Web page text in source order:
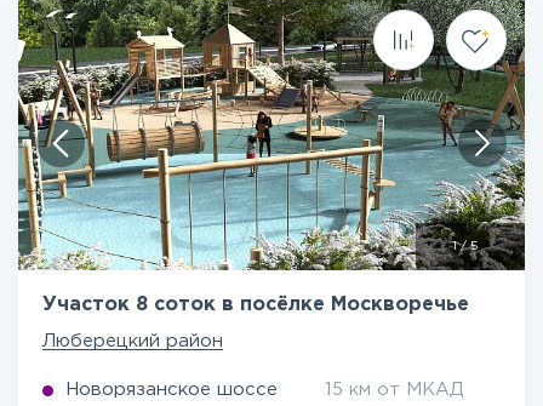
1/5
Участок 8 соток в посёлке Москворечье
Люберецкий район
Новорязанское шоссе 15 км от МКАД